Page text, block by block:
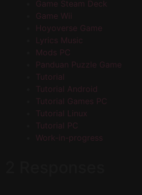
Game Steam Deck
Game Wii
Hoyoverse Game
Lyrics Music
Mods PC
Panduan Puzzle Game
Tutorial
Tutorial Android
Tutorial Games PC
Tutorial Linux
Tutorial PC
Work-in-progress